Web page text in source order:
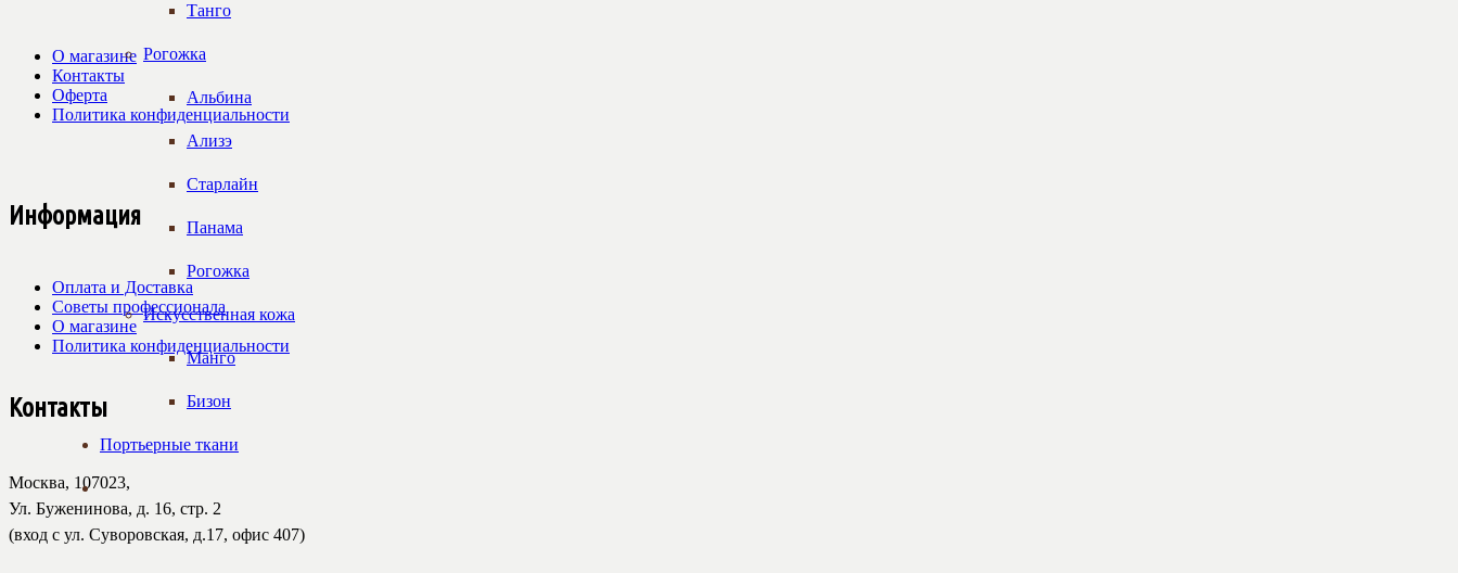
Танго
Рогожка
Альбина
Ализэ
Старлайн
Панама
Рогожка
Искусственная кожа
Манго
Бизон
Портьерные ткани
О магазине
Контакты
Оферта
Политика конфиденциальности
Информация
Оплата и Доставка
Советы профессионала
О магазине
Политика конфиденциальности
Контакты
Москва, 107023,
Ул. Буженинова, д. 16, стр. 2
(вход с ул. Суворовская, д.17, офис 407)